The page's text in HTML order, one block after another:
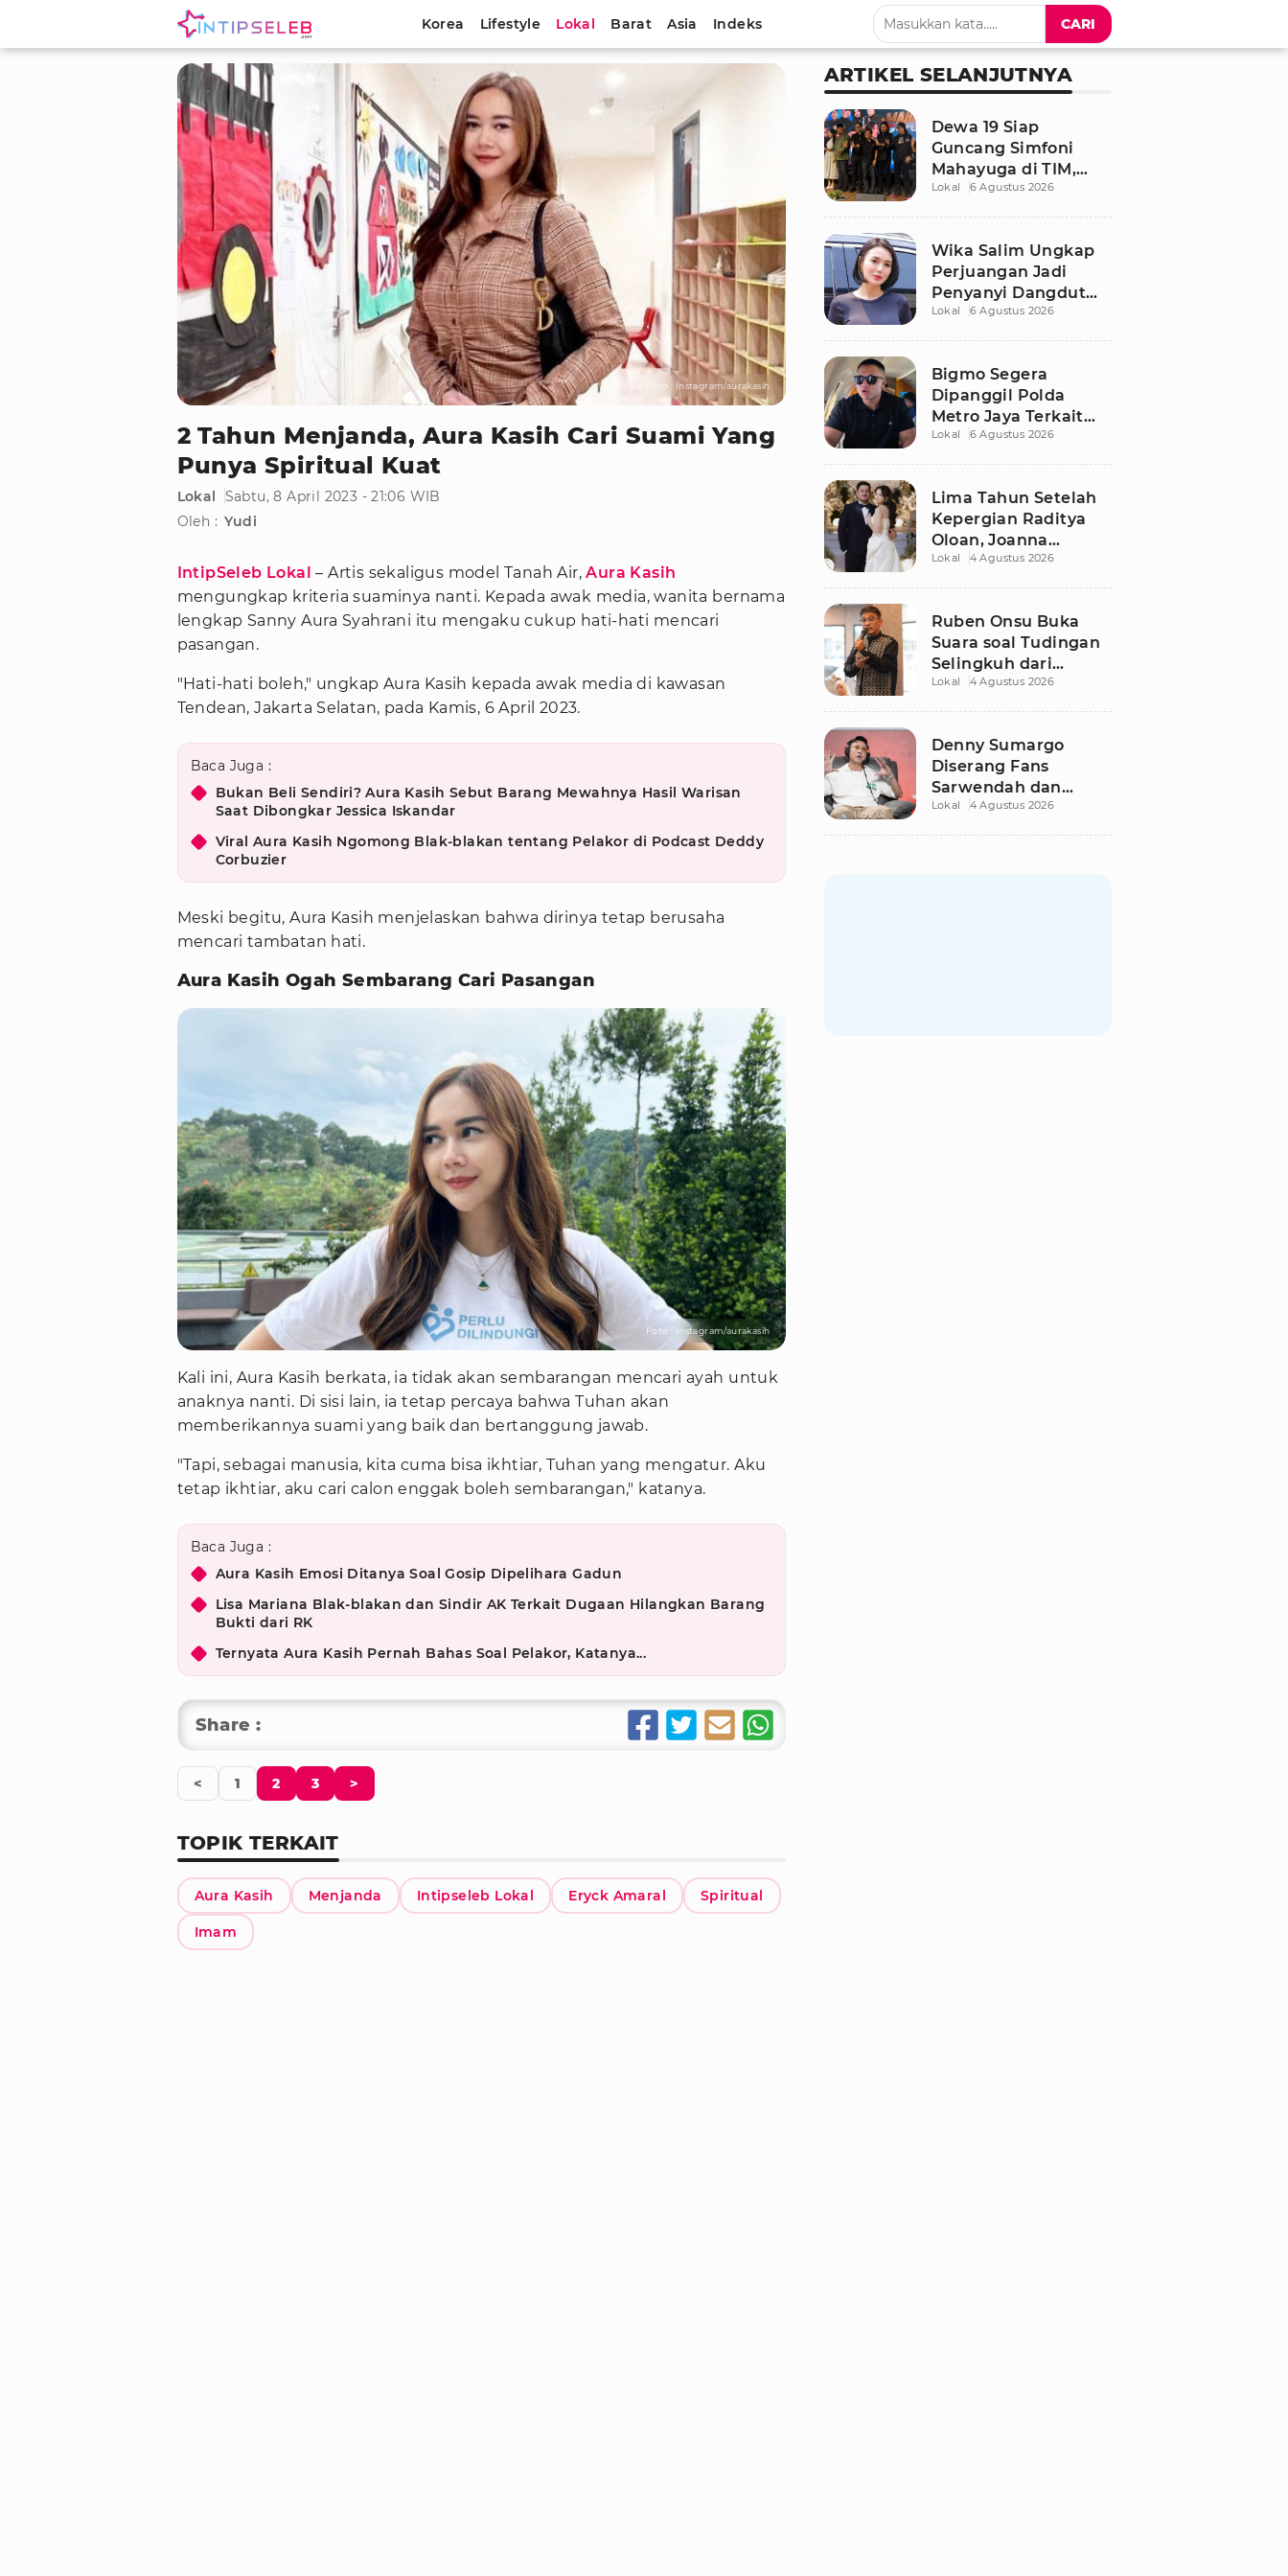
Korea Lifestyle Lokal Barat Asia Indeks CARI
Foto : Instagram/aurakasih
2 Tahun Menjanda, Aura Kasih Cari Suami Yang
Punya Spiritual Kuat
Lokal
Sabtu, 8 April 2023 - 21:06 WIB
Oleh : Yudi
IntipSeleb Lokal – Artis sekaligus model Tanah Air,Aura Kasih
mengungkap kriteria suaminya nanti. Kepada awak media, wanita bernama
lengkap Sanny Aura Syahrani itu mengaku cukup hati-hati mencari
pasangan.
"Hati-hati boleh," ungkap Aura Kasih kepada awak media di kawasan
Tendean, Jakarta Selatan, pada Kamis, 6 April 2023.
Baca Juga :
Bukan Beli Sendiri? Aura Kasih Sebut Barang Mewahnya Hasil Warisan
Saat Dibongkar Jessica Iskandar
Viral Aura Kasih Ngomong Blak-blakan tentang Pelakor di Podcast Deddy
Corbuzier
Meski begitu, Aura Kasih menjelaskan bahwa dirinya tetap berusaha
mencari tambatan hati.
Aura Kasih Ogah Sembarang Cari Pasangan
Foto : Instagram/aurakasih
Kali ini, Aura Kasih berkata, ia tidak akan sembarangan mencari ayah untuk
anaknya nanti. Di sisi lain, ia tetap percaya bahwa Tuhan akan
memberikannya suami yang baik dan bertanggung jawab.
"Tapi, sebagai manusia, kita cuma bisa ikhtiar, Tuhan yang mengatur. Aku
tetap ikhtiar, aku cari calon enggak boleh sembarangan," katanya.
Baca Juga :
Aura Kasih Emosi Ditanya Soal Gosip Dipelihara Gadun
Lisa Mariana Blak-blakan dan Sindir AK Terkait Dugaan Hilangkan Barang
Bukti dari RK
Ternyata Aura Kasih Pernah Bahas Soal Pelakor, Katanya...
Share :
< 1 2 3 >
TOPIK TERKAIT
Aura Kasih Menjanda Intipseleb Lokal Eryck Amaral Spiritual
Imam
ARTIKEL SELANJUTNYA
Dewa 19 Siap
Guncang Simfoni
Mahayuga di TIM,
Bawakan Lagu
Lokal 6 Agustus 2026
Wika Salim Ungkap
Perjuangan Jadi
Penyanyi Dangdut
Sejak SMP, Pernah
Lokal 6 Agustus 2026
Bigmo Segera
Dipanggil Polda
Metro Jaya Terkait
Dugaan Libatkan
Lokal 6 Agustus 2026
Lima Tahun Setelah
Kepergian Raditya
Oloan, Joanna
Alexandra Kembali
Lokal 4 Agustus 2026
Ruben Onsu Buka
Suara soal Tudingan
Selingkuh dari
Sarwendah
Lokal 4 Agustus 2026
Denny Sumargo
Diserang Fans
Sarwendah dan
Ruben Onsu Usai
Lokal 4 Agustus 2026